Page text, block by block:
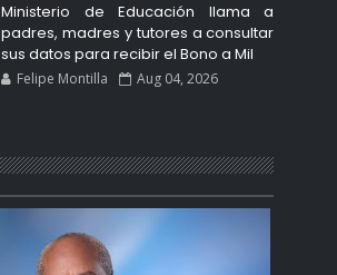
Ministerio de Educación llama a
padres, madres y tutores a consultar
sus datos para recibir el Bono a Mil
Felipe Montilla Aug 04, 2026